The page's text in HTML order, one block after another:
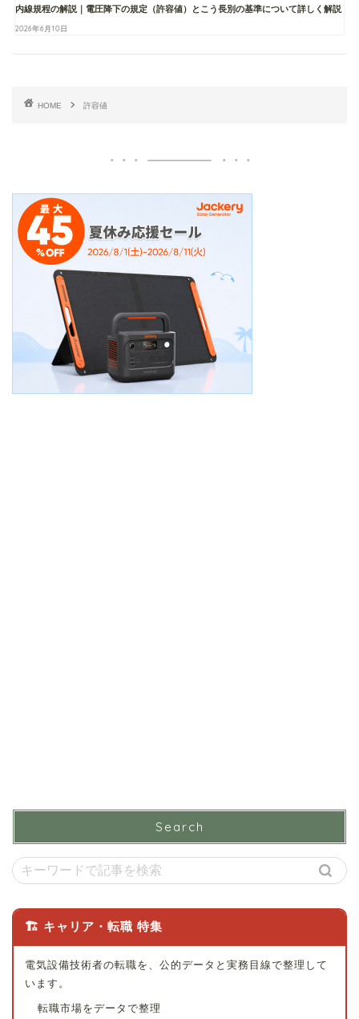
内線規程の解説｜電圧降下の規定（許容値）とこう長別の基準について詳しく解説
2026年6月10日
HOME 許容値
Search
🏗 キャリア・転職 特集
電気設備技術者の転職を、公的データと実務目線で整理して
います。
転職市場をデータで整理